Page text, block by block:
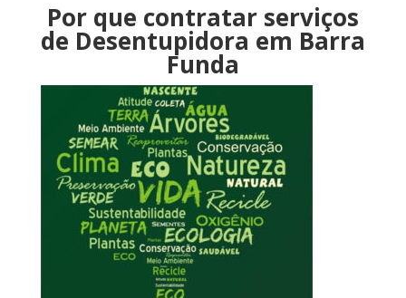
Por que contratar serviços
de Desentupidora em Barra
Funda